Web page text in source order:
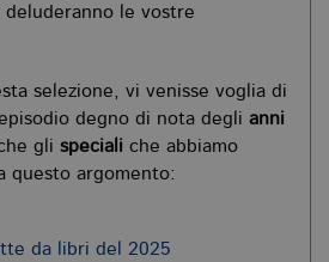
deluderanno le vostre
selezione, vi venisse voglia di
degno di nota degli anni
gli speciali che abbiamo
questo argomento:
da libri del 2025